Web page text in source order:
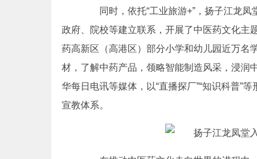
同时，依托“工业旅游+”，扬子江龙凤
政府、院校等建立联系，开展了中医药文化主
药高新区（高港区）部分小学和幼儿园近万名
材，了解中药产品，领略智能制造风采，浸润
华每日电讯等媒体，以“直播探厂”“知识科普”
宣教体系。